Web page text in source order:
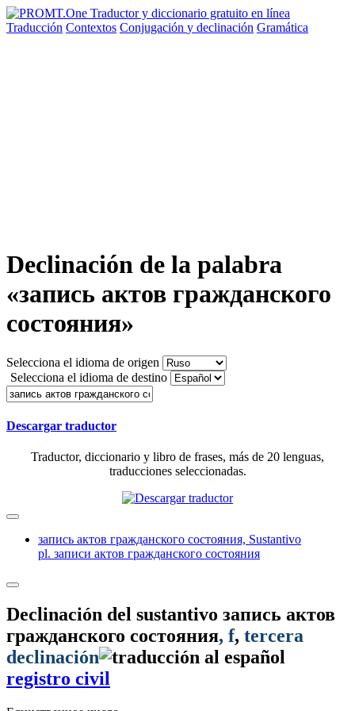
Traducción Contextos Conjugación y declinación Gramática
Declinación de la palabra
«запись актов гражданского
состояния»
Selecciona el idioma de origen
Selecciona el idioma de destino
Descargar traductor
Traductor, diccionario y libro de frases, más de 20 lenguas,
traducciones seleccionadas.
запись актов гражданского состояния, Sustantivo
pl. записи актов гражданского состояния
Declinación del sustantivo запись актов
гражданского состояния, f, tercera
declinación
registro civil